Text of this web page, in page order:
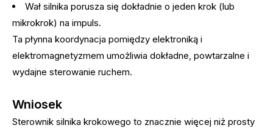
Wał silnika porusza się dokładnie o jeden krok (lub
mikrokrok) na impuls.
Ta płynna koordynacja pomiędzy elektroniką i
elektromagnetyzmem umożliwia dokładne, powtarzalne i
wydajne sterowanie ruchem.
Wniosek
Sterownik silnika krokowego to znacznie więcej niż prosty